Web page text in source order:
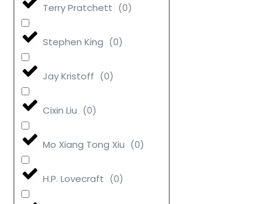
Terry Pratchett (0)
Stephen King (0)
Jay Kristoff (0)
Cixin Liu (0)
Mo Xiang Tong Xiu (0)
H.P. Lovecraft (0)